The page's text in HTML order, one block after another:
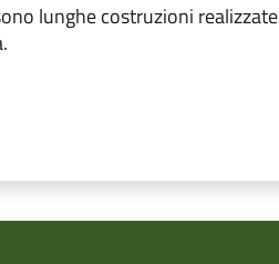
lunghe costruzioni realizzate